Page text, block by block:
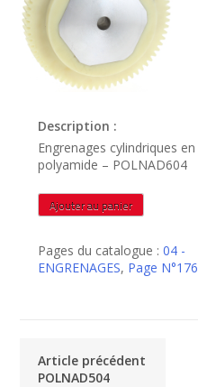
Description :
Engrenages cylindriques en
polyamide – POLNAD604
quantité
de
Ajouter au panier
Pages du catalogue :04 -
ENGRENAGES, Page N°176
Article précédent
POLNAD504